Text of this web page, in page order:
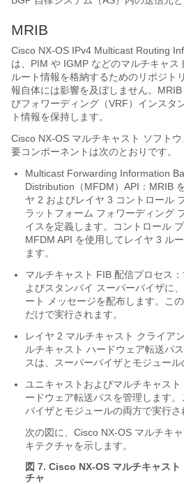
MRIB
Cisco NX-OS IPv4 Multicast Routing
は、PIM や IGMP などのマルチキャス
ルート情報を格納するためのリポジト
報自体には影響を及ぼしません。
びフォワーディング（VRF）インスタ
ト情報を保持します。
Cisco NX-OS マルチキャスト ソフト
要コンポーネントは次のとおりです。
Multicast Forwarding Information
Distribution（MFDM）API：MRIB
ヤ 2 およびレイヤ 3 コントロール
ラットフォーム フォワーディング
イスを定義します。コントロール
MFDM API を使用してレイヤ 3 ル
ます。
マルチキャスト FIB 配信プロセス
よびスタンバイ スーパーバイザに
ート メッセージを配布します。こ
だけで実行されます。
レイヤ 2 マルチキャスト クライア
ルチキャスト ハードウェア転送パ
スは、スーパーバイザとモジュール
ユニキャストおよびマルチキャス
ードウェア転送パスを管理します
バイザとモジュールの両方で実行さ
次の図に、Cisco NX-OS マルチキ
キテクチャを示します。
図 7. Cisco NX-OS マルチキャスト
チャ